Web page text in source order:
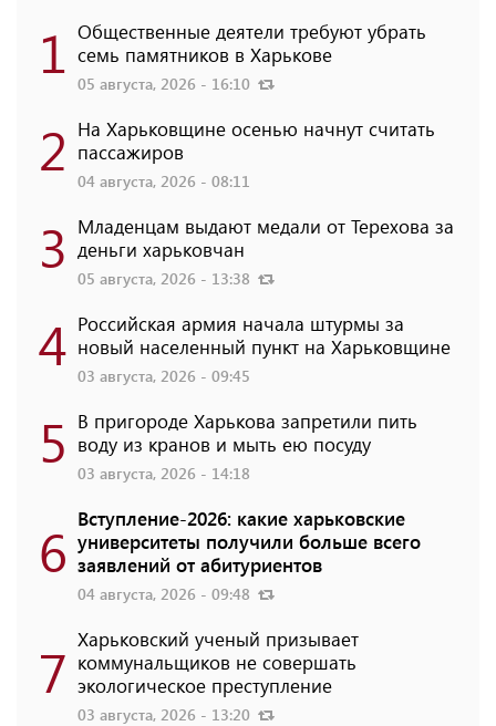
1 Общественные деятели требуют убрать
семь памятников в Харькове
05 августа, 2026 - 16:10
2 На Харьковщине осенью начнут считать
пассажиров
04 августа, 2026 - 08:11
3 Младенцам выдают медали от Терехова за
деньги харьковчан
05 августа, 2026 - 13:38
4 Российская армия начала штурмы за
новый населенный пункт на Харьковщине
03 августа, 2026 - 09:45
5 В пригороде Харькова запретили пить
воду из кранов и мыть ею посуду
03 августа, 2026 - 14:18
6 Вступление-2026: какие харьковские
университеты получили больше всего
заявлений от абитуриентов
04 августа, 2026 - 09:48
7 Харьковский ученый призывает
коммунальщиков не совершать
экологическое преступление
03 августа, 2026 - 13:20